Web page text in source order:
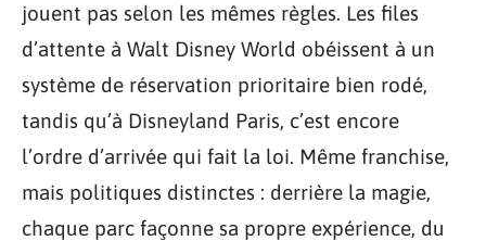
jouent pas selon les mêmes règles. Les files
d’attente à Walt Disney World obéissent à un
système de réservation prioritaire bien rodé,
tandis qu’à Disneyland Paris, c’est encore
l’ordre d’arrivée qui fait la loi. Même franchise,
mais politiques distinctes : derrière la magie,
chaque parc façonne sa propre expérience, du